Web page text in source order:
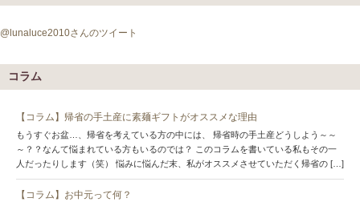
@lunaluce2010さんのツイート
コラム
【コラム】帰省の手土産に素麺ギフトがオススメな理由
もうすぐお盆…、帰省を考えている方の中には、 帰省時の手土産どうしよう～～
～？？なんて悩まれている方もいるのでは？ このコラムを書いている私もその一
人だったりします（笑） 悩みに悩んだ末、私がオススメさせていただく帰省の […]
【コラム】お中元って何？